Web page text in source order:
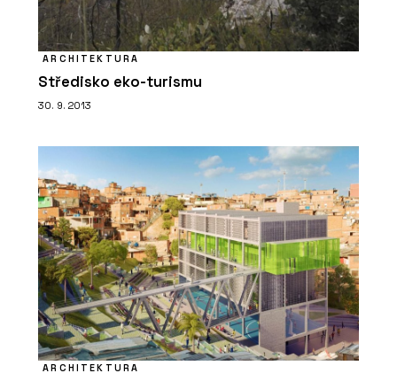
SLUŽBY
Akademie - ARCHITECT@WORK
ARCHITEKTURA
Středisko eko-turismu
30. 9. 2013
ARCHITEKTURA